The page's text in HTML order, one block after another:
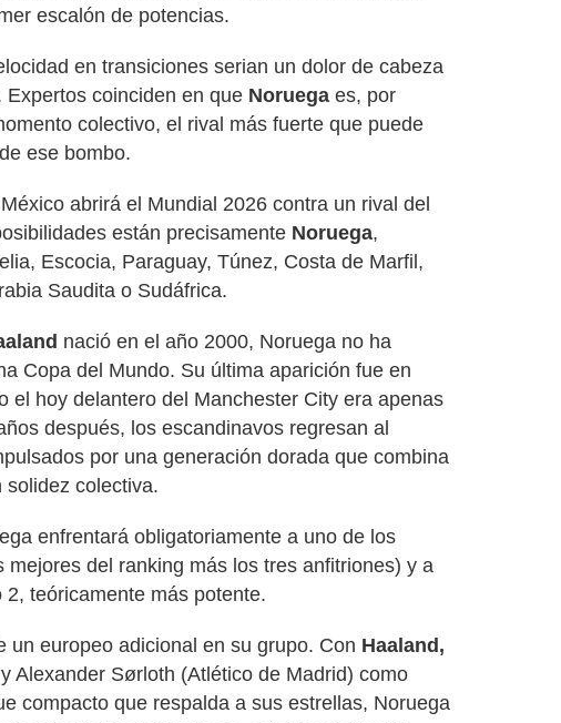
escalón de potencias.
en transiciones serian un dolor de cabeza
Expertos coinciden en que Noruega es, por
colectivo, el rival más fuerte que puede
ese bombo.
abrirá el Mundial 2026 contra un rival del
están precisamente Noruega,
Escocia, Paraguay, Túnez, Costa de Marfil,
Saudita o Sudáfrica.
nació en el año 2000, Noruega no ha
Copa del Mundo. Su última aparición fue en
el hoy delantero del Manchester City era apenas
después, los escandinavos regresan al
por una generación dorada que combina
solidez colectiva.
enfrentará obligatoriamente a uno de los
mejores del ranking más los tres anfitriones) y a
teóricamente más potente.
un europeo adicional en su grupo. Con Haaland,
Alexander Sørloth (Atlético de Madrid) como
compacto que respalda a sus estrellas, Noruega